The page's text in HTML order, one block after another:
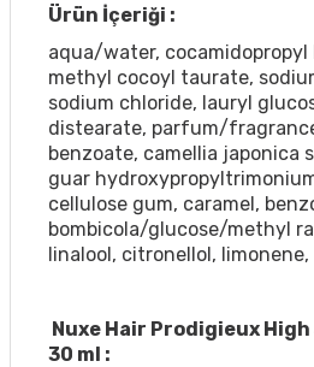
Ürün İçeriği :
aqua/water, cocamidopropyl
methyl cocoyl taurate,
sodium chloride, lauryl
distearate, parfum/
benzoate, camellia japonica
guar
cellulose gum, caramel,
bombicola/glucose/methyl
linalool, citronellol,
Nuxe Hair Prodigieux
30 ml :